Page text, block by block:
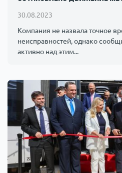
Происшествия
Армия
30.08.2023
Компания не назвала точное
неисправностей, однако
активно над этим...